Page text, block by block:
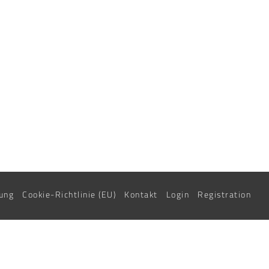
Cookie-Richtlinie (EU) Kontakt Login Registration